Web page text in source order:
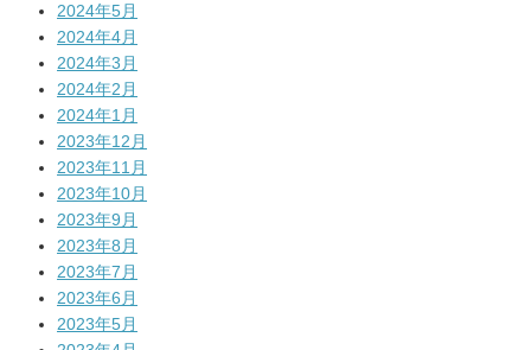
2024年5月
2024年4月
2024年3月
2024年2月
2024年1月
2023年12月
2023年11月
2023年10月
2023年9月
2023年8月
2023年7月
2023年6月
2023年5月